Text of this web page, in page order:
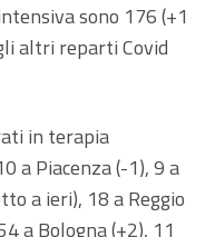
sono 176 (+1
altri reparti Covid
in terapia
a Piacenza (-1), 9 a
a ieri), 18 a Reggio
a Bologna (+2), 11